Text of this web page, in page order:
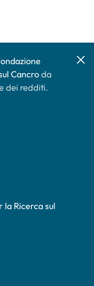
Cancroda
dei redditi.
la Ricerca sul